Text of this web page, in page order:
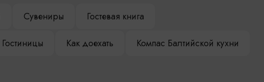
Сувениры Гостевая книга
Гостиницы Как доехать Компас Балтийской кухни